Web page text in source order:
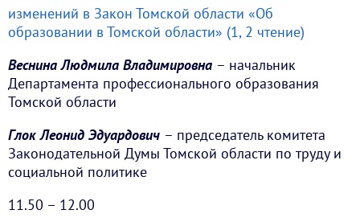
изменений в Закон Томской области «Об
образовании в Томской области» (1, 2 чтение)
Веснина Людмила Владимировна – начальник
Департамента профессионального образования
Томской области
Глок Леонид Эдуардович – председатель комитета
Законодательной Думы Томской области по труду и
социальной политике
11.50 – 12.00